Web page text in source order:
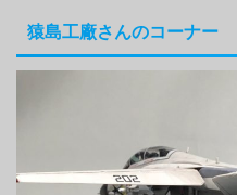
猿島工廠さんのコーナー